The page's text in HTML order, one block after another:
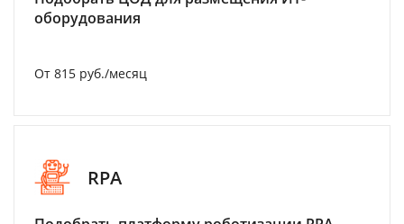
оборудования
От 815 руб./месяц
RPA